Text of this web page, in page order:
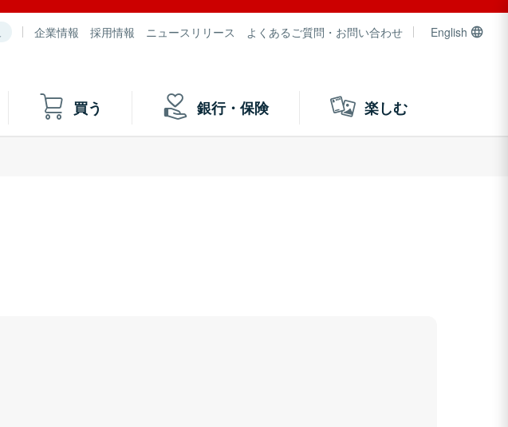
企業情報 採用情報 ニュースリリース よくあるご質問・お問い合わせ English
買う 銀行・保険 楽しむ